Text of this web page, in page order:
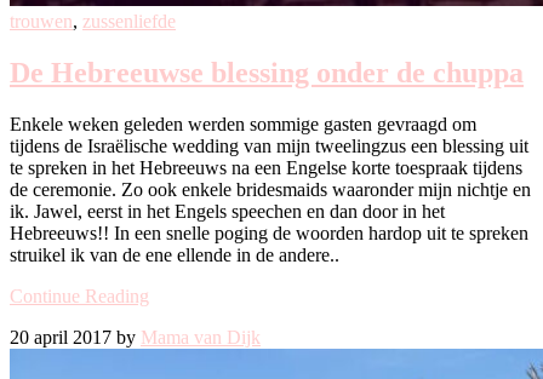
trouwen, zussenliefde
De Hebreeuwse blessing onder de chuppa
Enkele weken geleden werden sommige gasten gevraagd om
tijdens de Israëlische wedding van mijn tweelingzus een blessing uit
te spreken in het Hebreeuws na een Engelse korte toespraak tijdens
de ceremonie. Zo ook enkele bridesmaids waaronder mijn nichtje en
ik. Jawel, eerst in het Engels speechen en dan door in het
Hebreeuws!! In een snelle poging de woorden hardop uit te spreken
struikel ik van de ene ellende in de andere..
Continue Reading
20 april 2017 by Mama van Dijk